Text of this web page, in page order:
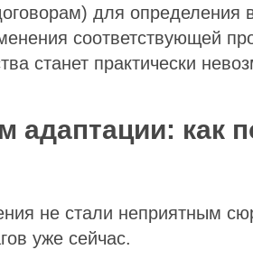
для определения
соответствующей
станет практически
адаптации: как
не стали неприятным
уже сейчас.